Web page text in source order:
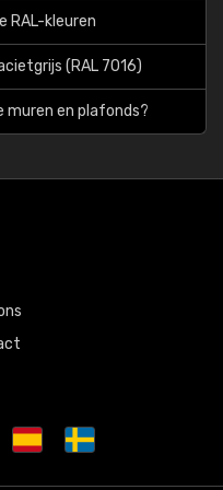
RAL-kleuren
(RAL 7016)
muren en plafonds?